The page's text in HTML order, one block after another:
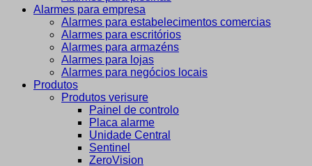
Alarmes para empresa
Alarmes para estabelecimentos comercias
Alarmes para escritórios
Alarmes para armazéns
Alarmes para lojas
Alarmes para negócios locais
Produtos
Produtos verisure
Painel de controlo
Placa alarme
Unidade Central
Sentinel
ZeroVision